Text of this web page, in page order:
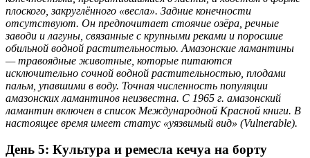
плоского, закруглённого «весла». Задние конечности
отсутствуют. Он предпочитает стоячие озёра, речные
заводи и лагуны, связанные с крупными реками и поросшие
обильной водной растительностью. Амазонские ламантины
— травоядные животные, которые питаются
исключительно сочной водной растительностью, плодами
пальм, упавшими в воду. Точная численность популяции
амазонских ламантинов неизвестна. С 1965 г. амазонский
ламантин включен в список Международной Красной книги. В
настоящее время имеет статус «уязвимый вид» (Vulnerable).
День 5: Культура и ремесла кечуа на борту